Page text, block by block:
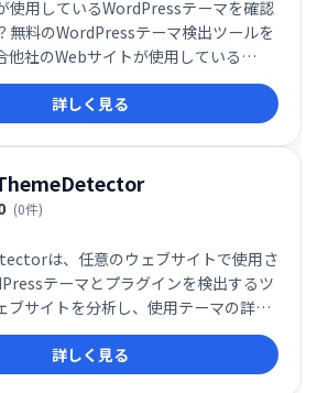
使用しているWordPressテーマを確認
無料のWordPressテーマ検出ツールを
他社のWebサイトが使用している
マを確認します。
詳しく見る
(0件)
は、任意のウェブサイトで使用さ
テーマとプラグインを検出するツ
ブサイトを分析し、使用テーマの詳細
イトへのリンク含む）と使用プラグイ
します。ウェブサイト構築のヒントや
のに役立ちます。
詳しく見る